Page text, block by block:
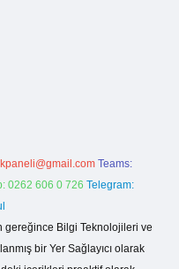
Teams:
0262 606 0 726 Telegram:
gereğince Bilgi Teknolojileri ve
bir Yer Sağlayıcı olarak